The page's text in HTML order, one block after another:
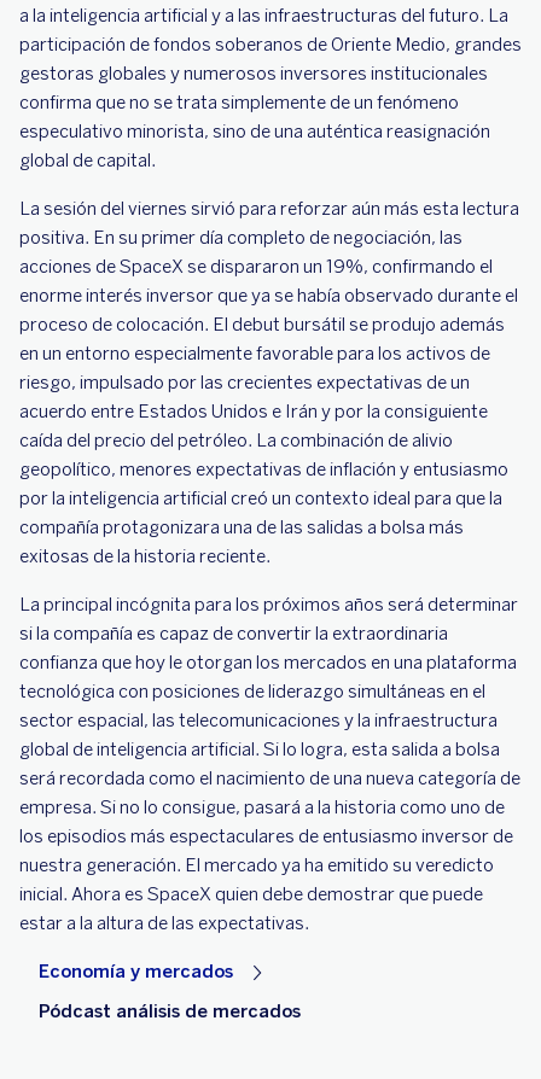
a la inteligencia artificial y a las infraestructuras del futuro. La
participación de fondos soberanos de Oriente Medio, grandes
gestoras globales y numerosos inversores institucionales
confirma que no se trata simplemente de un fenómeno
especulativo minorista, sino de una auténtica reasignación
global de capital.
La sesión del viernes sirvió para reforzar aún más esta lectura
positiva. En su primer día completo de negociación, las
acciones de SpaceX se dispararon un 19%, confirmando el
enorme interés inversor que ya se había observado durante el
proceso de colocación. El debut bursátil se produjo además
en un entorno especialmente favorable para los activos de
riesgo, impulsado por las crecientes expectativas de un
acuerdo entre Estados Unidos e Irán y por la consiguiente
caída del precio del petróleo. La combinación de alivio
geopolítico, menores expectativas de inflación y entusiasmo
por la inteligencia artificial creó un contexto ideal para que la
compañía protagonizara una de las salidas a bolsa más
exitosas de la historia reciente.
La principal incógnita para los próximos años será determinar
si la compañía es capaz de convertir la extraordinaria
confianza que hoy le otorgan los mercados en una plataforma
tecnológica con posiciones de liderazgo simultáneas en el
sector espacial, las telecomunicaciones y la infraestructura
global de inteligencia artificial. Si lo logra, esta salida a bolsa
será recordada como el nacimiento de una nueva categoría de
empresa. Si no lo consigue, pasará a la historia como uno de
los episodios más espectaculares de entusiasmo inversor de
nuestra generación. El mercado ya ha emitido su veredicto
inicial. Ahora es SpaceX quien debe demostrar que puede
estar a la altura de las expectativas.
Economía y mercados
Pódcast análisis de mercados